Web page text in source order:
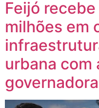
Feijó recebe
milhões em
urbana com